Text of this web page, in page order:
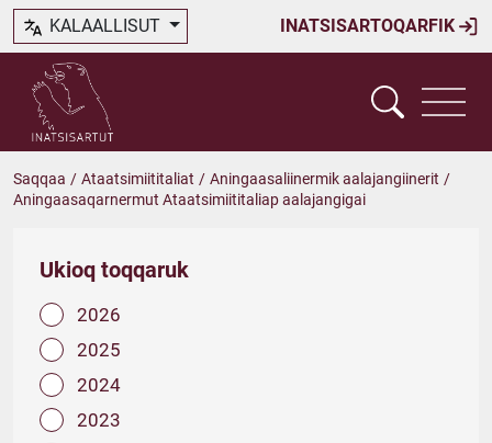
INATSISARTOQARFIK
KALAALLISUT
Saqqaa / Ataatsimiititaliat / Aningaasaliinermik aalajangiinerit /
Aningaasaqarnermut Ataatsimiititaliap aalajangigai
Ukioq toqqaruk
2026
2025
2024
2023